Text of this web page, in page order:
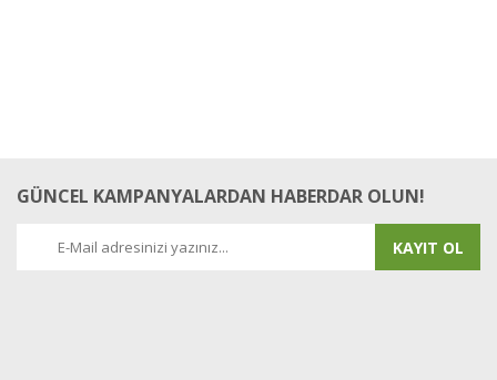
GÜNCEL KAMPANYALARDAN HABERDAR OLUN!
KAYIT OL